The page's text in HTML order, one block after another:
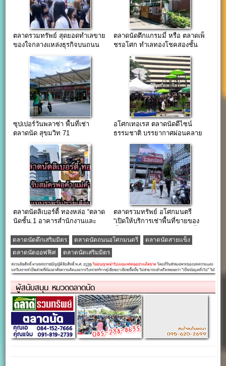
ตลาดรวมทรัพย์ สุดยอดทำเลขาย
ของใจกลางแหล่งธุรกิจบนถนน
ตลาดนัดตึกแกรมมี่ หรือ ตลาดเพ็
ชรอโศก ทำเลทองโชคสองชั้น
ซุปเปอร์วันพลาซ่า พื้นที่เช่า
ตลาดนัด สุขมวิท 71
อโศกเทอเรส ตลาดนัดดีไซน์
ธรรมชาติ บรรยากาศผ่อนคลาย
ตลาดนัดลิเบอร์ตี้ ทองหล่อ “ตลาด
นัดชั้น.1 อาคารสำนักงานและ
ตลาดรวมทรัพย์ อโศกมนตรี
“เปิดให้บริการเช่าพื้นที่ขายของ
โซนศูนย์อาหาร โซนตลาดนัด
ตลาดนัดตึกเสริมมิตร ตลาดนัดถนนอโศกมนตรี
ตลาดนัดสายแข็ง
ตลาดนัดออฟฟิศ
ตลาดนัดเสริมมิตร
ผู้สนับสนุน หมวดตลาดนัด